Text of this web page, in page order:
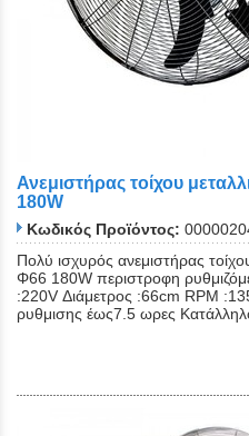
Ανεμιστήρας τοίχου
180W
Κωδικός Προϊόντος:
Πολύ ισχυρός ανεμιστήρας
Φ66 180W περιστροφη
:220V Διάμετρος :66cm RPM
ρυθμισης έως7.5 ωρες